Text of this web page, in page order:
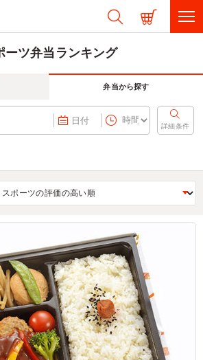
ーツ弁当ランキング
弁当から探す
日付
詳細条件